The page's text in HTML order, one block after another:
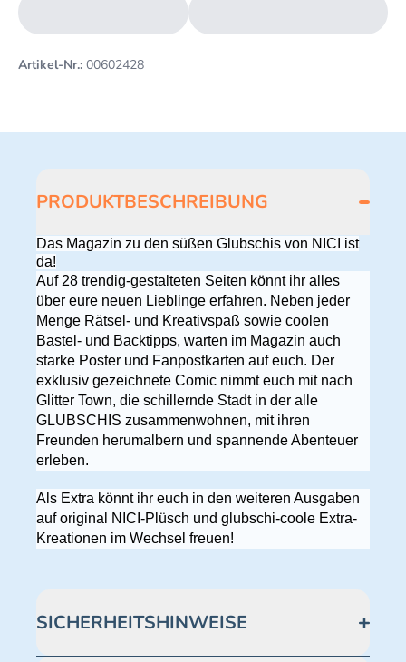
Artikel-Nr.: 00602428
PRODUKTBESCHREIBUNG
Das Magazin zu den süßen Glubschis von NICI ist
da!
Auf 28 trendig-gestalteten Seiten könnt ihr alles
über eure neuen Lieblinge erfahren. Neben jeder
Menge Rätsel- und Kreativspaß sowie coolen
Bastel- und Backtipps, warten im Magazin auch
starke Poster und Fanpostkarten auf euch. Der
exklusiv gezeichnete Comic nimmt euch mit nach
Glitter Town, die schillernde Stadt in der alle
GLUBSCHIS zusammenwohnen, mit ihren
Freunden herumalbern und spannende Abenteuer
erleben.
Als Extra könnt ihr euch in den weiteren Ausgaben
auf original NICI-Plüsch und glubschi-coole Extra-
Kreationen im Wechsel freuen!
SICHERHEITSHINWEISE